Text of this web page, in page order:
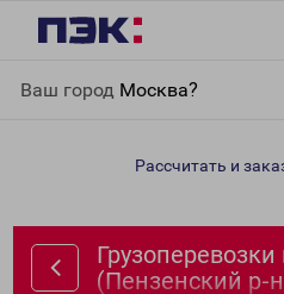
Ваш город Москва?
(Пензенский р-н)
Рассчитать и
(Пензенский р-